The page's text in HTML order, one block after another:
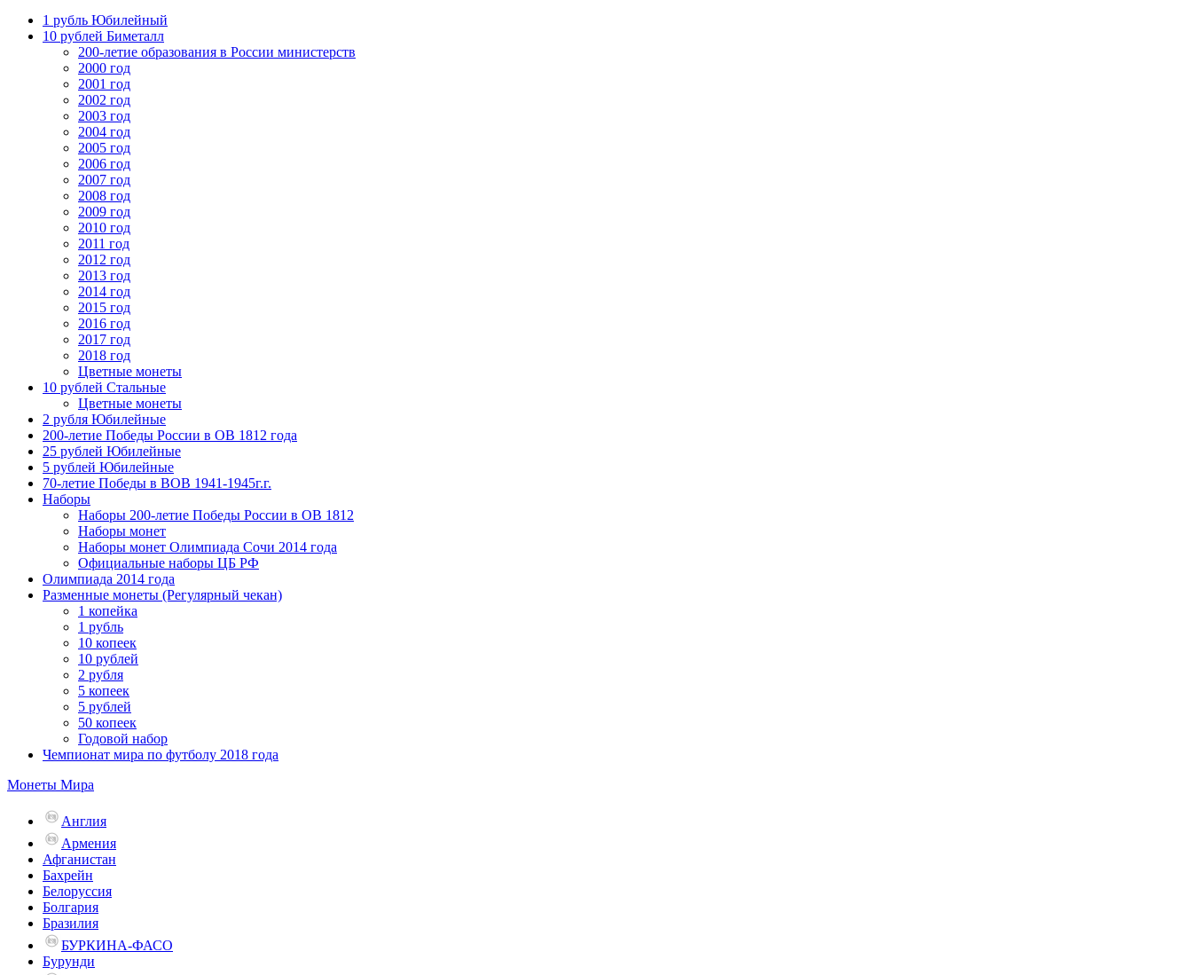
1 рубль Юбилейный
10 рублей Биметалл
200-летие образования в России министерств
2000 год
2001 год
2002 год
2003 год
2004 год
2005 год
2006 год
2007 год
2008 год
2009 год
2010 год
2011 год
2012 год
2013 год
2014 год
2015 год
2016 год
2017 год
2018 год
Цветные монеты
10 рублей Стальные
Цветные монеты
2 рубля Юбилейные
200-летие Победы России в ОВ 1812 года
25 рублей Юбилейные
5 рублей Юбилейные
70-летие Победы в ВОВ 1941-1945г.г.
Наборы
Наборы 200-летие Победы России в ОВ 1812
Наборы монет
Наборы монет Олимпиада Сочи 2014 года
Официальные наборы ЦБ РФ
Олимпиада 2014 года
Разменные монеты (Регулярный чекан)
1 копейка
1 рубль
10 копеек
10 рублей
2 рубля
5 копеек
5 рублей
50 копеек
Годовой набор
Чемпионат мира по футболу 2018 года
Монеты Мира
Англия
Армения
Афганистан
Бахрейн
Белоруссия
Болгария
Бразилия
БУРКИНА-ФАСО
Бурунди